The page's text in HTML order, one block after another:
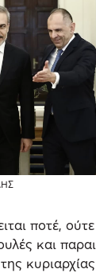
ποτέ,
και
κυριαρχίας